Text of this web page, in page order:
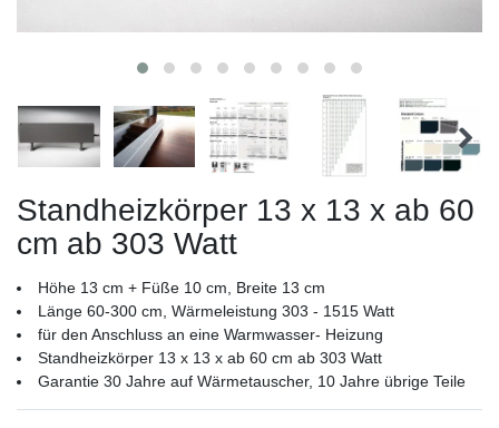
Standheizkörper 13 x 13 x ab 60
cm ab 303 Watt
Höhe 13 cm + Füße 10 cm, Breite 13 cm
Länge 60-300 cm, Wärmeleistung 303 - 1515 Watt
für den Anschluss an eine Warmwasser- Heizung
Standheizkörper 13 x 13 x ab 60 cm ab 303 Watt
Garantie 30 Jahre auf Wärmetauscher, 10 Jahre übrige Teile